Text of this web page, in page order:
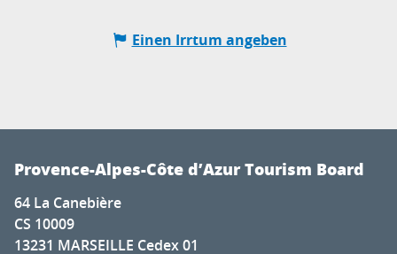
Einen Irrtum angeben
Provence-Alpes-Côte d’Azur Tourism Board
64 La Canebière
CS 10009
13231 MARSEILLE Cedex 01